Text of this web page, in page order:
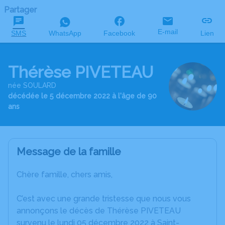
Partager
SMS WhatsApp Facebook E-mail Lien
Thérèse PIVETEAU
née SOULARD
décédée le 5 décembre 2022 à l'âge de 90
ans
Message de la famille
Chère famille, chers amis,
C’est avec une grande tristesse que nous vous
annonçons le décès de Thérèse PIVETEAU
survenu le lundi 05 décembre 2022 à Saint-